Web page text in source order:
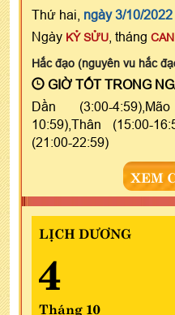
Thứ hai, ngày 3/10/2022
Ngày KỶ SỬU , tháng
Hắc đạo (nguyên vu hắc
GIỜ TỐT TRONG
Dần (3:00-
10:59),Thân (15:00-
(21:00-22:59)
XEM
LỊCH DƯƠNG
4
Tháng 10